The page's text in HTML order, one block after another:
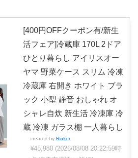
[400円OFFクーポン有/新生
活フェア]冷蔵庫 170L 2ドア
ひとり暮らし アイリスオー
ヤマ 野菜ケース スリム 冷凍
冷蔵庫 右開き ホワイト ブラ
ック 小型 静音 おしゃれ オ
シャレ自炊 新生活 冷凍庫 冷
蔵 冷凍 ガラス棚 一人暮らし
created by Rinker
¥45,980 (2026/08/08 20:22:59時